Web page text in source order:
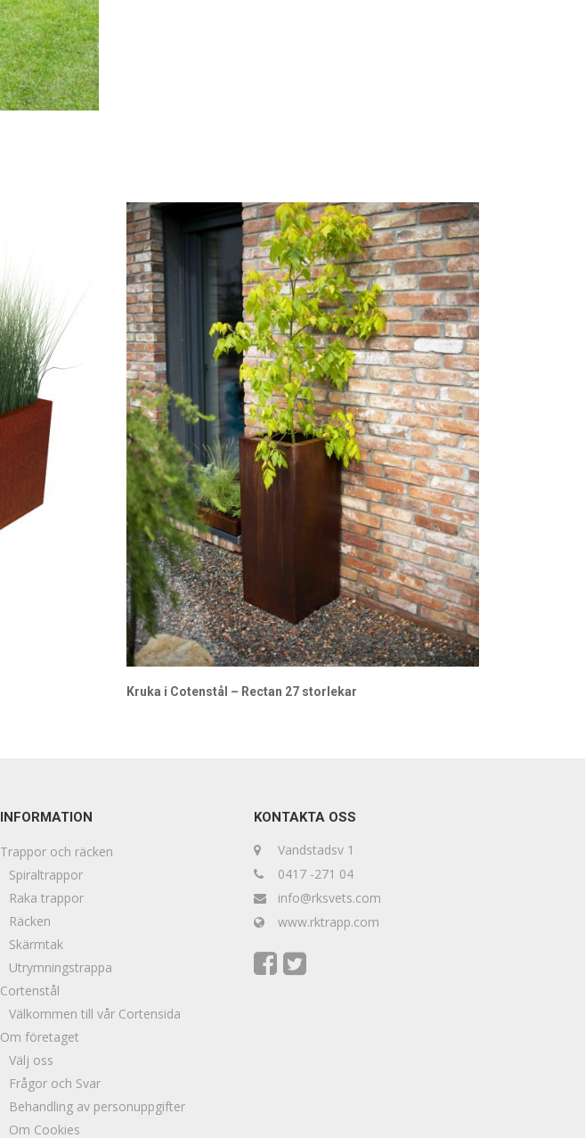
Kruka i Cotenstål – Rectan 27 storlekar
INFORMATION
Trappor och räcken
Spiraltrappor
Raka trappor
Räcken
Skärmtak
Utrymningstrappa
Cortenstål
Välkommen till vår Cortensida
Om företaget
Välj oss
Frågor och Svar
Behandling av personuppgifter
Om Cookies
KONTAKTA OSS
Vandstadsv 1
0417 -271 04
info@rksvets.com
www.rktrapp.com